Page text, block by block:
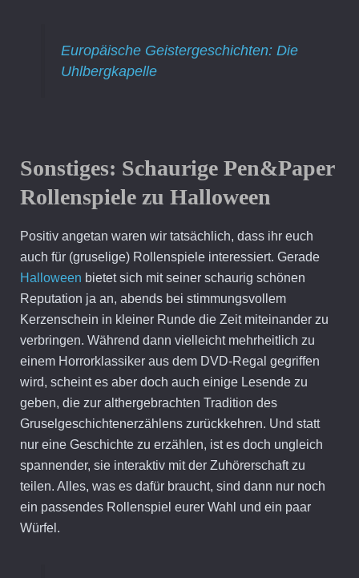
Europäische Geistergeschichten: Die
Uhlbergkapelle
Sonstiges: Schaurige Pen&Paper
Rollenspiele zu Halloween
Positiv angetan waren wir tatsächlich, dass ihr euch
auch für (gruselige) Rollenspiele interessiert. Gerade
Halloween bietet sich mit seiner schaurig schönen
Reputation ja an, abends bei stimmungsvollem
Kerzenschein in kleiner Runde die Zeit miteinander zu
verbringen. Während dann vielleicht mehrheitlich zu
einem Horrorklassiker aus dem DVD-Regal gegriffen
wird, scheint es aber doch auch einige Lesende zu
geben, die zur althergebrachten Tradition des
Gruselgeschichtenerzählens zurückkehren. Und statt
nur eine Geschichte zu erzählen, ist es doch ungleich
spannender, sie interaktiv mit der Zuhörerschaft zu
teilen. Alles, was es dafür braucht, sind dann nur noch
ein passendes Rollenspiel eurer Wahl und ein paar
Würfel.